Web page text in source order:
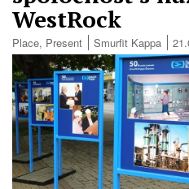
WestRock
Place, Present Smurfit Kappa